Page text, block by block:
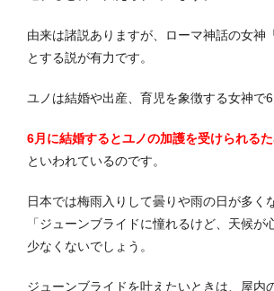
由来は諸説ありますが、ローマ神話の女神
とする説が有力です。
ユノは結婚や出産、育児を象徴する女神で6
6月に結婚するとユノの加護を受けられる
といわれているのです。
日本では梅雨入りして曇りや雨の日が多く
「ジューンブライドに憧れるけど、天候が
少なくないでしょう。
ジューンブライドを叶えたいときは、屋内